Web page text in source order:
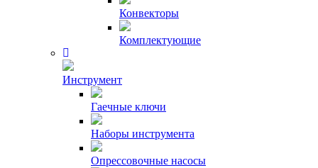
Конвекторы
Комплектующие
Инструмент
Гаечные ключи
Наборы инструмента
Опрессовочные насосы